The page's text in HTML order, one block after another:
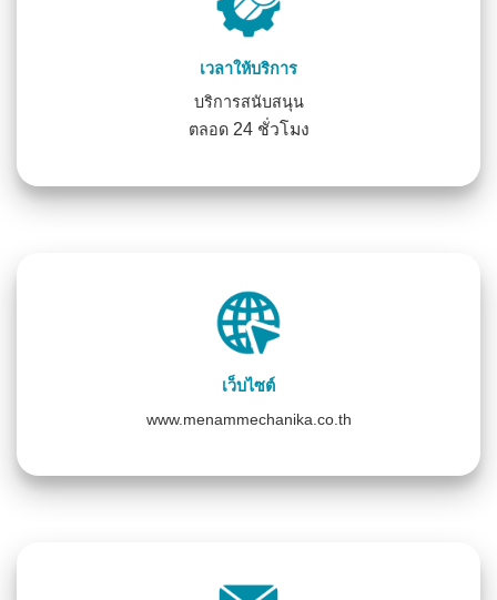
เวลาให้บริการ
บริการสนับสนุน
ตลอด 24 ชั่วโมง
เว็บไซต์
www.menammechanika.co.th